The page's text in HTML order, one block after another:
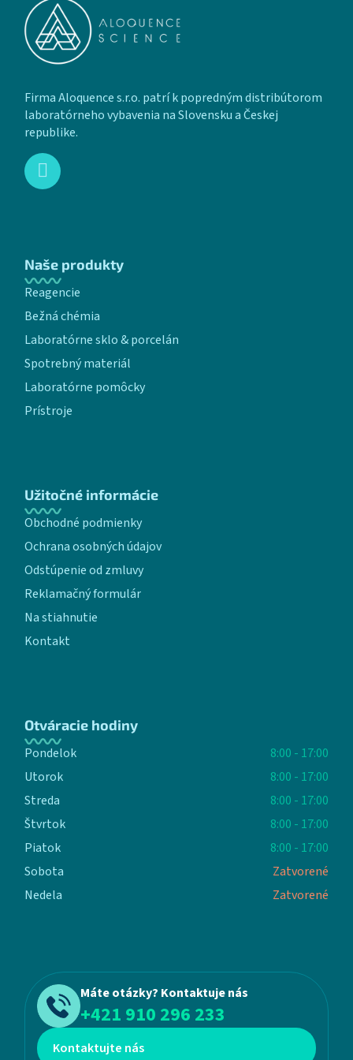
Firma Aloquence s.r.o. patrí k popredným distribútorom
laboratórneho vybavenia na Slovensku a Českej
republike.
Naše produkty
Reagencie
Bežná chémia
Laboratórne sklo & porcelán
Spotrebný materiál
Laboratórne pomôcky
Prístroje
Užitočné informácie
Obchodné podmienky
Ochrana osobných údajov
Odstúpenie od zmluvy
Reklamačný formulár
Na stiahnutie
Kontakt
Otváracie hodiny
Pondelok
8:00 - 17:00
Utorok
8:00 - 17:00
Streda
8:00 - 17:00
Štvrtok
8:00 - 17:00
Piatok
8:00 - 17:00
Sobota
Zatvorené
Nedela
Zatvorené
Máte otázky? Kontaktuje nás
+421 910 296 233
Kontaktujte nás